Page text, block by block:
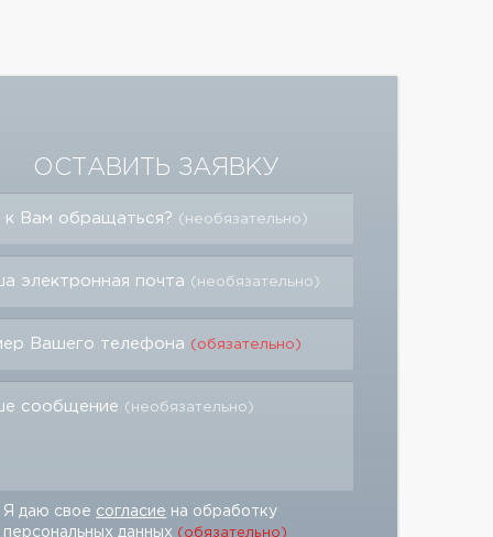
ОСТАВИТЬ ЗАЯВКУ
к Вам обращаться? (необязательно)
электронная почта (необязательно)
Вашего телефона (обязательно)
сообщение (необязательно)
Я даю свое согласие на обработку
персональных данных (обязательно)